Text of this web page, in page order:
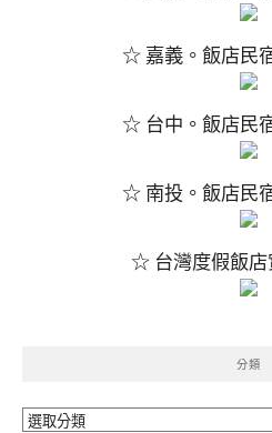
☆ 嘉義。飯店民
☆ 台中。飯店民
☆ 南投。飯店民
☆ 台灣度假飯
分類
分